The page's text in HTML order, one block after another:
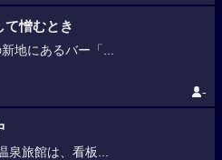
て憎むとき
地にあるバー「...
-
泉旅館は、看板...